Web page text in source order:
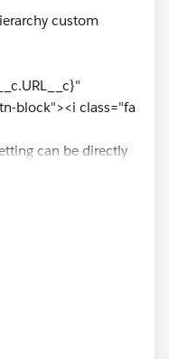
custom
block"><i class="fa
can be directly
list custom setting
atlas.en-